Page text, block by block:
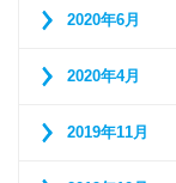
2020年6月
2020年4月
2019年11月